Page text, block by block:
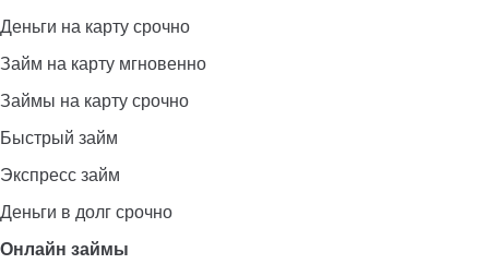
Деньги на карту срочно
Займ на карту мгновенно
Займы на карту срочно
Быстрый займ
Экспресс займ
Деньги в долг срочно
Онлайн займы